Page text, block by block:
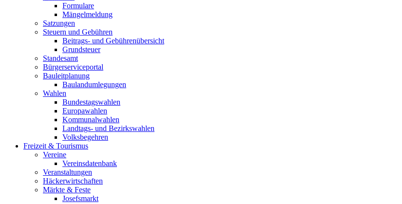
Formulare
Mängelmeldung
Satzungen
Steuern und Gebühren
Beitrags- und Gebührenübersicht
Grundsteuer
Standesamt
Bürgerserviceportal
Bauleitplanung
Baulandumlegungen
Wahlen
Bundestagswahlen
Europawahlen
Kommunalwahlen
Landtags- und Bezirkswahlen
Volksbegehren
Freizeit & Tourismus
Vereine
Vereinsdatenbank
Veranstaltungen
Häckerwirtschaften
Märkte & Feste
Josefsmarkt